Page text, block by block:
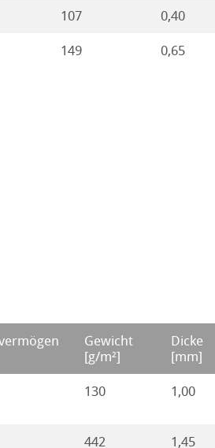
107 0,40
149 0,65
Gewicht
[g/m²]
Dicke
[mm]
130 1,00
442 1,45